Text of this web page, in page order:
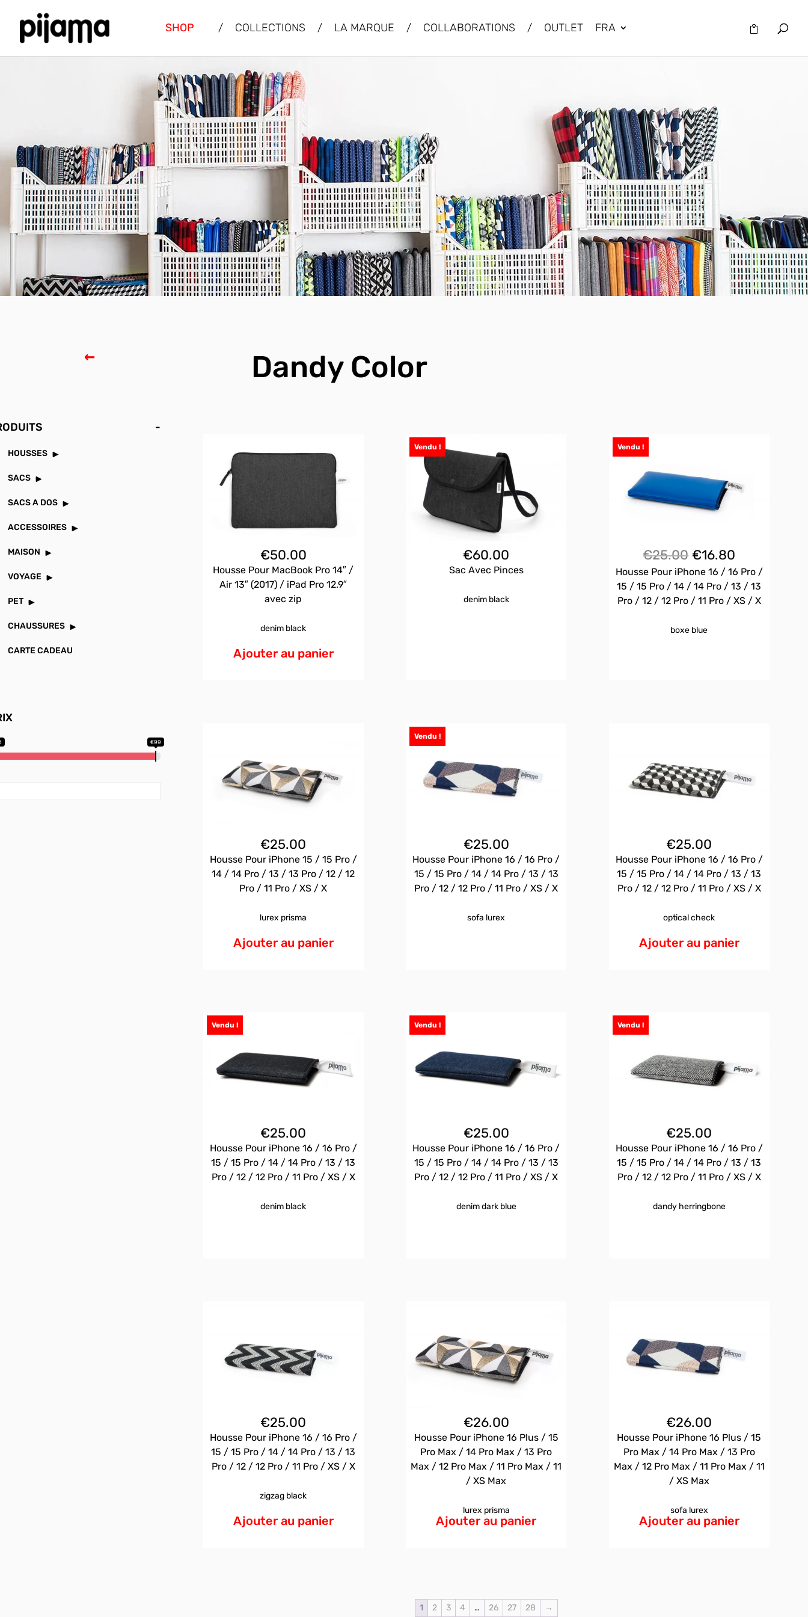
SHOP / COLLECTIONS / LA MARQUE / COLLABORATIONS / OUTLET FRA
Dandy Color
-
HOUSSES
SACS
SACS A DOS
ACCESSOIRES
MAISON
VOYAGE
PET
CHAUSSURES
CARTE CADEAU
€99
€50.00
Housse Pour MacBook Pro 14″ /
Air 13″ (2017) / iPad Pro 12.9″
avec zip
denim black
Ajouter au panier
Vendu !
€60.00
Sac Avec Pinces
denim black
Vendu !
€25.00 Le
prix
initial
était :
€16.80
prix
actuel
est :
Housse Pour iPhone 16 / 16 Pro /
15 / 15 Pro / 14 / 14 Pro / 13 / 13
Pro / 12 / 12 Pro / 11 Pro / XS / X
boxe blue
€25.00
Housse Pour iPhone 15 / 15 Pro /
14 / 14 Pro / 13 / 13 Pro / 12 / 12
Pro / 11 Pro / XS / X
lurex prisma
Ajouter au panier
Vendu !
€25.00
Housse Pour iPhone 16 / 16 Pro /
15 / 15 Pro / 14 / 14 Pro / 13 / 13
Pro / 12 / 12 Pro / 11 Pro / XS / X
sofa lurex
€25.00
Housse Pour iPhone 16 / 16 Pro /
15 / 15 Pro / 14 / 14 Pro / 13 / 13
Pro / 12 / 12 Pro / 11 Pro / XS / X
optical check
Ajouter au panier
Vendu !
€25.00
Housse Pour iPhone 16 / 16 Pro /
15 / 15 Pro / 14 / 14 Pro / 13 / 13
Pro / 12 / 12 Pro / 11 Pro / XS / X
denim black
Vendu !
€25.00
Housse Pour iPhone 16 / 16 Pro /
15 / 15 Pro / 14 / 14 Pro / 13 / 13
Pro / 12 / 12 Pro / 11 Pro / XS / X
denim dark blue
Vendu !
€25.00
Housse Pour iPhone 16 / 16 Pro /
15 / 15 Pro / 14 / 14 Pro / 13 / 13
Pro / 12 / 12 Pro / 11 Pro / XS / X
dandy herringbone
€25.00
Housse Pour iPhone 16 / 16 Pro /
15 / 15 Pro / 14 / 14 Pro / 13 / 13
Pro / 12 / 12 Pro / 11 Pro / XS / X
zigzag black
Ajouter au panier
€26.00
Housse Pour iPhone 16 Plus / 15
Pro Max / 14 Pro Max / 13 Pro
Max / 12 Pro Max / 11 Pro Max / 11
/ XS Max
lurex prisma
Ajouter au panier
€26.00
Housse Pour iPhone 16 Plus / 15
Pro Max / 14 Pro Max / 13 Pro
Max / 12 Pro Max / 11 Pro Max / 11
/ XS Max
sofa lurex
Ajouter au panier
1 2 3 4 … 26 27 28 →